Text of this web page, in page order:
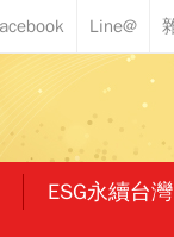
ESG永續台灣